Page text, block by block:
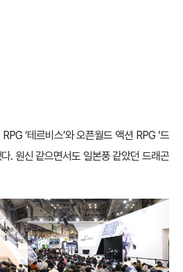
‘테르비스’와 오픈월드 액션 RPG ‘드
. 원신 같으면서도 일본풍 같았던 드래곤